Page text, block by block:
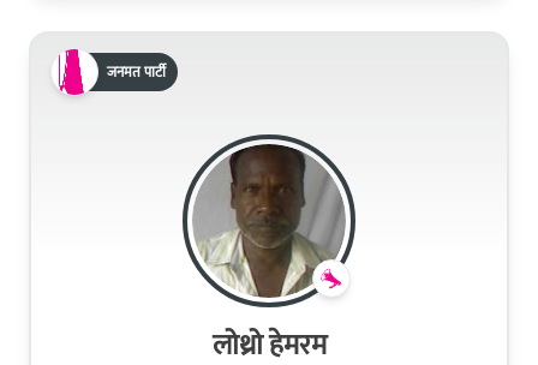
जनमत पार्टी
लोथ्रो हेमरम